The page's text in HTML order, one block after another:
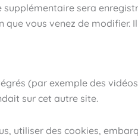
sera
vous venez de modifier.
(par exemple des
sur cet autre site.
utiliser des cookies,